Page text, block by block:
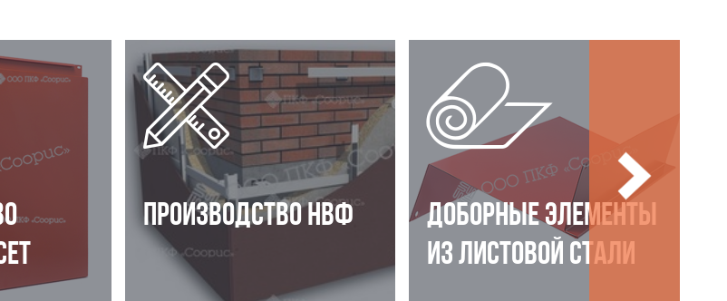
ПРОИЗВОДСТВО НВФ
ДОБОРНЫЕ ЭЛЕМЕНТЫ
ИЗ ЛИСТОВОЙ СТАЛИ